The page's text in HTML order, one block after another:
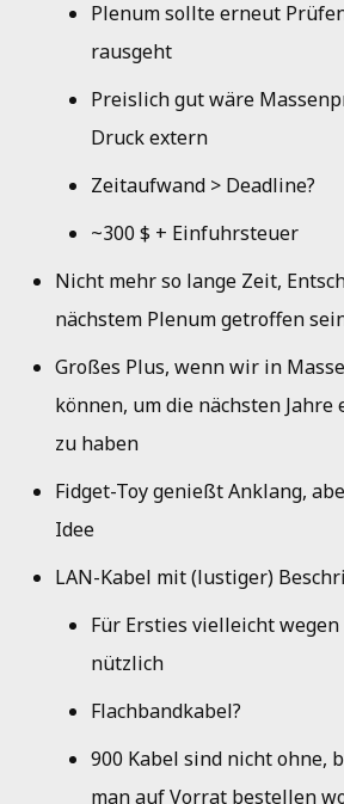
Plenum sollte erneut
rausgeht
Preislich gut wäre
Druck extern
Zeitaufwand > Deadline?
~300 $ + Einfuhrsteuer
Nicht mehr so lange Zeit,
nächstem Plenum getroffen
Großes Plus, wenn wir in
können, um die nächsten
zu haben
Fidget-Toy genießt Anklang,
Idee
LAN-Kabel mit (lustiger)
Für Ersties vielleicht
nützlich
Flachbandkabel?
900 Kabel sind nicht ohne,
man auf Vorrat bestellen